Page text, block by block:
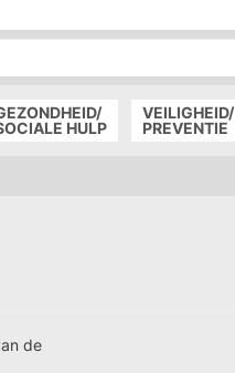
HULP
VEILIGHEID/
PREVENTIE
de